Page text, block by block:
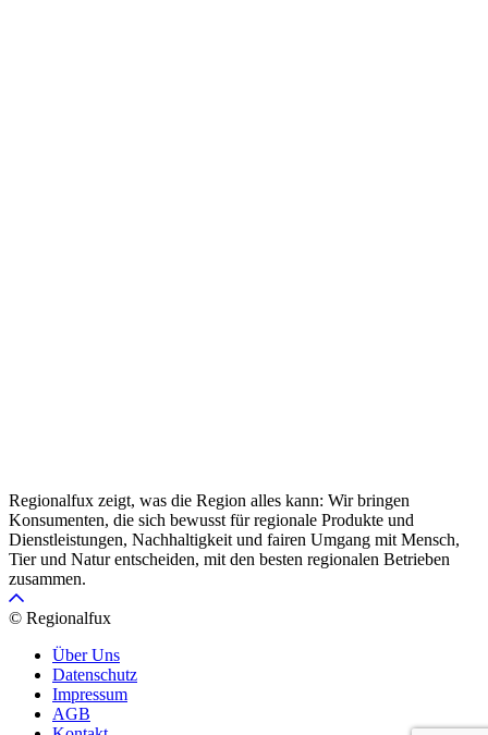
Regionalfux zeigt, was die Region alles kann: Wir bringen
Konsumenten, die sich bewusst für regionale Produkte und
Dienstleistungen, Nachhaltigkeit und fairen Umgang mit Mensch,
Tier und Natur entscheiden, mit den besten regionalen Betrieben
zusammen.
© Regionalfux
Über Uns
Datenschutz
Impressum
AGB